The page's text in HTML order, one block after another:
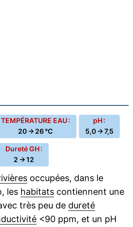
TEMPÉRATURE EAU :
20 → 26 °C
pH :
5,0 → 7,5
Dureté GH :
2 → 12
occupées, dans le
les habitatscontiennent une
très peu de dureté
<90 ppm, et un pH